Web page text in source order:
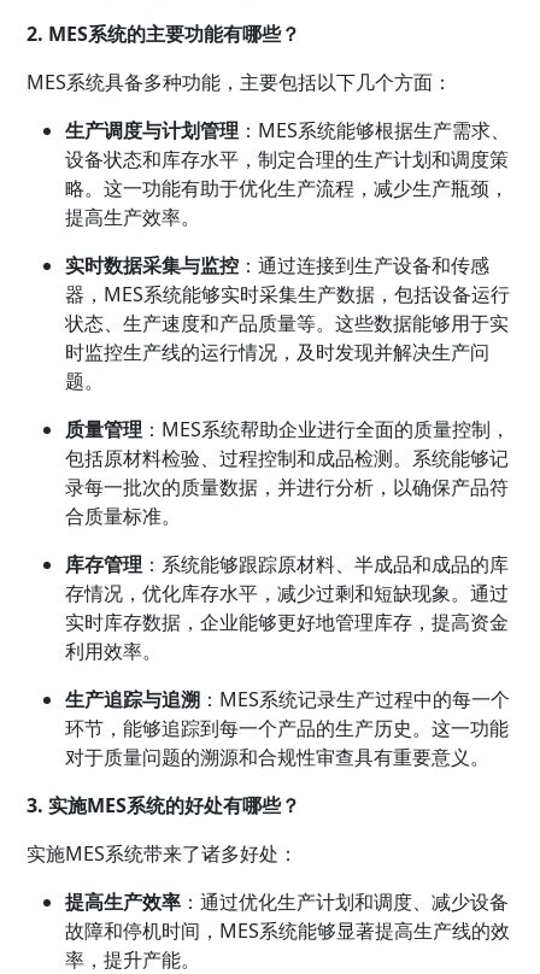
2. MES系统的主要功能有哪些？
MES系统具备多种功能，主要包括以下几个方面：
生产调度与计划管理 ：MES系统能够根据生产需求、
设备状态和库存水平，制定合理的生产计划和调度策
略。这一功能有助于优化生产流程，减少生产瓶颈，
提高生产效率。
实时数据采集与监控 ：通过连接到生产设备和传感
器，MES系统能够实时采集生产数据，包括设备运行
状态、生产速度和产品质量等。这些数据能够用于实
时监控生产线的运行情况，及时发现并解决生产问
题。
质量管理 ：MES系统帮助企业进行全面的质量控制，
包括原材料检验、过程控制和成品检测。系统能够记
录每一批次的质量数据，并进行分析，以确保产品符
合质量标准。
库存管理 ：系统能够跟踪原材料、半成品和成品的库
存情况，优化库存水平，减少过剩和短缺现象。通过
实时库存数据，企业能够更好地管理库存，提高资金
利用效率。
生产追踪与追溯 ：MES系统记录生产过程中的每一个
环节，能够追踪到每一个产品的生产历史。这一功能
对于质量问题的溯源和合规性审查具有重要意义。
3. 实施MES系统的好处有哪些？
实施MES系统带来了诸多好处：
提高生产效率 ：通过优化生产计划和调度、减少设备
故障和停机时间，MES系统能够显著提高生产线的效
率，提升产能。